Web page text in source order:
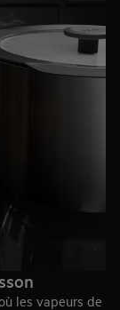
les vapeurs de